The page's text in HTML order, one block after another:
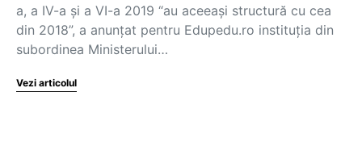
a, a IV-a și a VI-a 2019 “au aceeași structură cu cea
din 2018”, a anunțat pentru Edupedu.ro instituția din
subordinea Ministerului…
Vezi articolul